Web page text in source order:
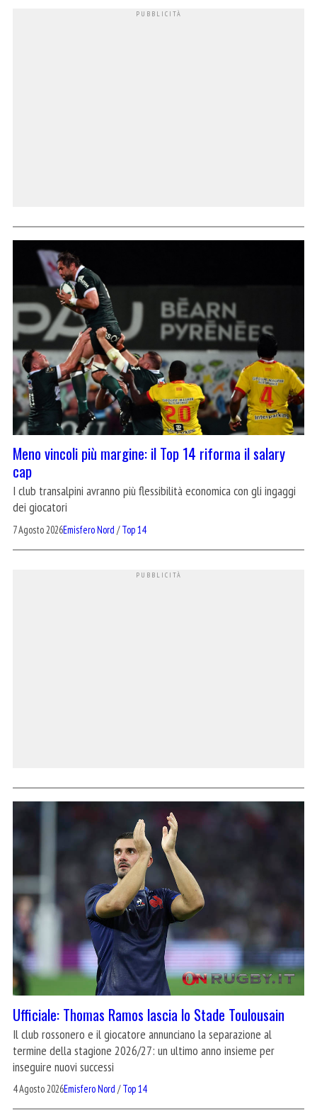
Meno vincoli più margine: il Top 14 riforma il salary
cap
I club transalpini avranno più flessibilità economica con gli ingaggi
dei giocatori
7 Agosto 2026Emisfero Nord /Top 14
Ufficiale: Thomas Ramos lascia lo Stade Toulousain
Il club rossonero e il giocatore annunciano la separazione al
termine della stagione 2026/27: un ultimo anno insieme per
inseguire nuovi successi
4 Agosto 2026Emisfero Nord /Top 14